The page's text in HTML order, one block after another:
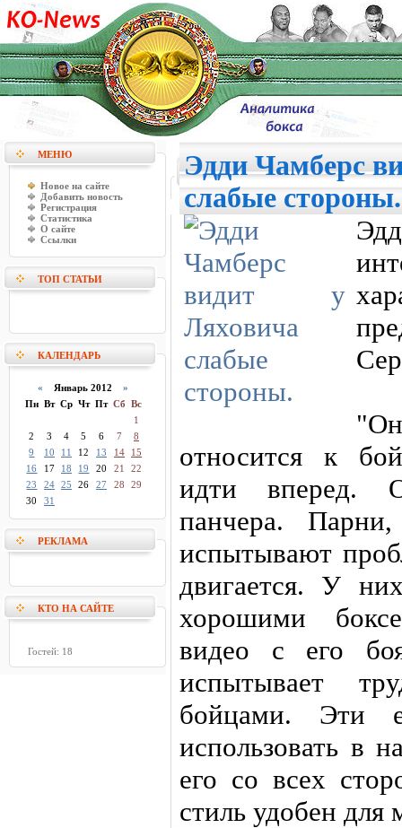
МЕНЮ
Новое на сайте
Добавить новость
Регистрация
Статистика
О сайте
Ссылки
ТОП СТАТЬИ
КАЛЕНДАРЬ
« Январь 2012»
Пн Вт Ср Чт Пт Сб Вс
1
2
3 4 5 6 7
8
9
10 11 12 13 14
15
16
17 18 19 20 21
22
23
24 25 26 27 28
29
30
31
РЕКЛАМА
КТО НА САЙТЕ
Гостей: 18
Эдди Чамберс
слабые стороны.
относится к
идти вперед.
панчера.
испытывают
двигается. У
хорошими
видео с его
испытывает
бойцами. Эти
использовать в
его со всех
стиль удобен для